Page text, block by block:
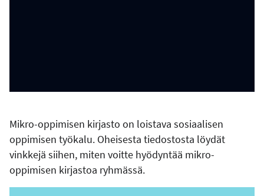
Mikro-oppimisen kirjasto on loistava sosiaalisen
oppimisen työkalu. Oheisesta tiedostosta löydät
vinkkejä siihen, miten voitte hyödyntää mikro-
oppimisen kirjastoa ryhmässä.